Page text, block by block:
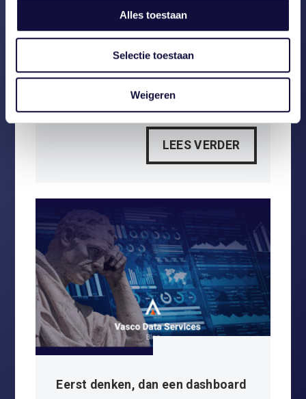
Alles toestaan
Selectie toestaan
Weigeren
Data zonder drempels
LEES VERDER
Eerst denken, dan een dashboard